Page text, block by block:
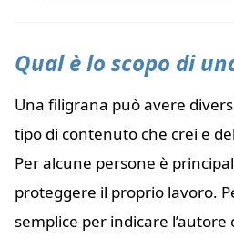
Qual è lo scopo di
Una filigrana può avere
tipo di contenuto che crei e
Per alcune persone è
proteggere il proprio lavoro.
semplice per indicare